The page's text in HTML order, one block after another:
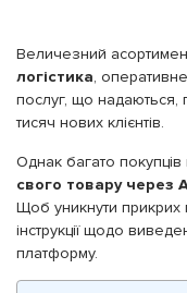
Величезний
логістика,
послуг, що надаються,
тисяч нових клієнтів.
Однак багато
свого товару через
Щоб уникнути прикрих
інструкції щодо
платформу.